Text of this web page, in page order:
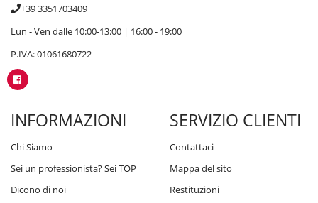
+39 3351703409
Lun - Ven dalle 10:00-13:00 | 16:00 - 19:00
P.IVA: 01061680722
INFORMAZIONI
Chi Siamo
Sei un professionista? Sei TOP
Dicono di noi
SERVIZIO CLIENTI
Contattaci
Mappa del sito
Restituzioni